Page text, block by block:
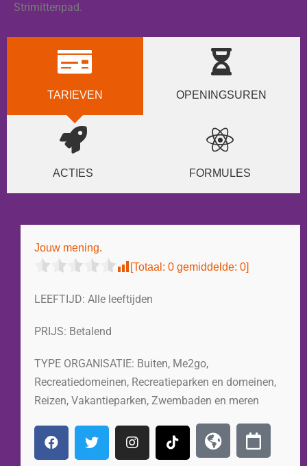
Strimittenpad.
TARIEVEN OPENINGSUREN
ACTIES FORMULES
Jouw mening.
[Totaal: 0 gemiddelde: 0]
LEEFTIJD: Alle leeftijden
PRIJS: Betalend
TYPE ORGANISATIE: Buiten, Me2go,
Recreatiedomeinen, Recreatieparken en domeinen,
Reizen, Vakantieparken, Zwembaden en meren